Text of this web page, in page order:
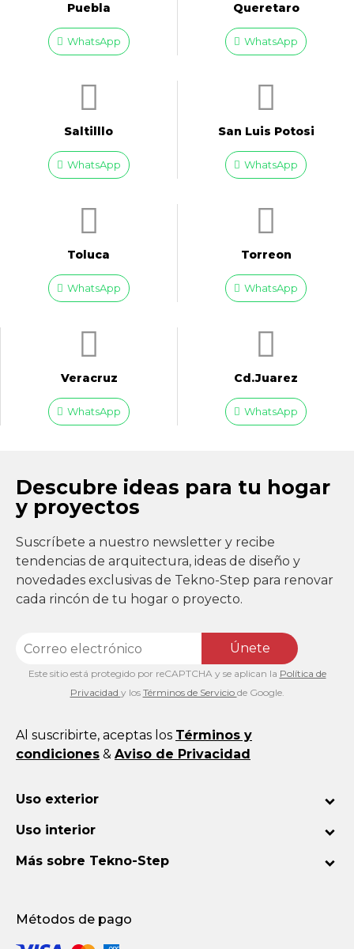
Puebla
WhatsApp
Queretaro
WhatsApp
Saltilllo
WhatsApp
San Luis Potosi
WhatsApp
Toluca
WhatsApp
Torreon
WhatsApp
Veracruz
WhatsApp
Cd.Juarez
WhatsApp
Descubre ideas para tu hogar
y proyectos
Suscríbete a nuestro newsletter y recibe
tendencias de arquitectura, ideas de diseño y
novedades exclusivas de Tekno-Step para renovar
cada rincón de tu hogar o proyecto.
Únete
Este sitio está protegido por reCAPTCHA y se aplican la Política de
Privacidad y los Términos de Servicio de Google.
Al suscribirte, aceptas los Términos y
condiciones & Aviso de Privacidad
Uso exterior
Uso interior
Más sobre Tekno-Step
Métodos de pago